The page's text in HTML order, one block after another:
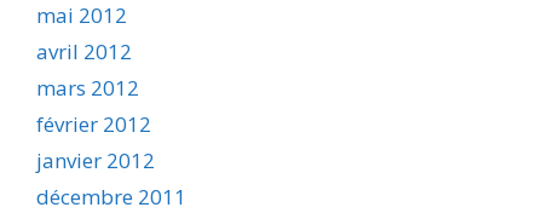
mai 2012
avril 2012
mars 2012
février 2012
janvier 2012
décembre 2011